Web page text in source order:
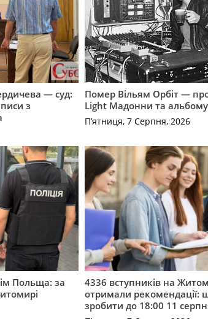
— суд:
з
Помер Вільям Орбіт —
Light Мадонни та альбому
П’ятниця, 7 Серпня, 2026
Польща: за
4336 вступників на
отримали рекомендації:
зробити до 18:00 11